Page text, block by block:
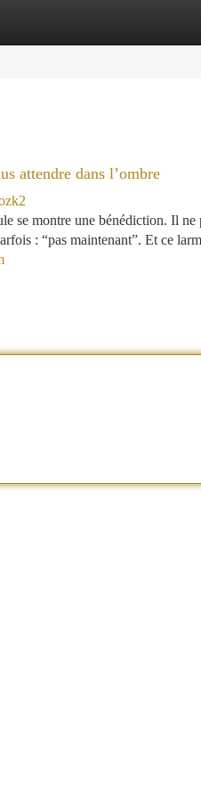
attendre dans l’ombre
se montre une bénédiction. Il
: “pas maintenant”. Et ce